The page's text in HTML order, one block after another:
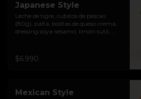
Japanese Style
Leche de tigre, cubitos de pescao
(80g), palta, bolitas de queso crema,
dressing soya-sésamo, limón sutil,
$6.990
Mexican Style